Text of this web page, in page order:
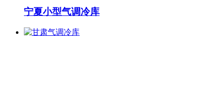
宁夏小型气调冷库